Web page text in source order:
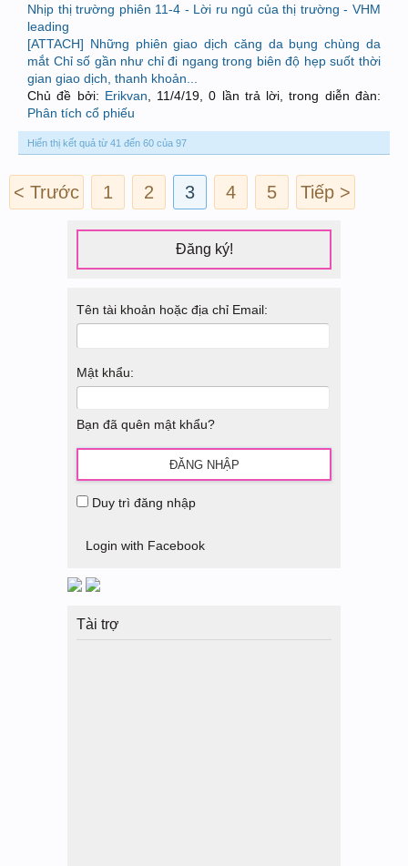
Nhịp thị trường phiên 11-4 - Lời ru ngủ của thị trường - VHM
leading
[ATTACH] Những phiên giao dịch căng da bụng chùng da
mắt Chỉ số gần như chỉ đi ngang trong biên độ hẹp suốt thời
gian giao dịch, thanh khoản...
Chủ đề bởi: Erikvan 11/4/19 , 0 lần trả lời, trong diễn đàn:
Phân tích cổ phiếu
Hiển thị kết quả từ 41 đến 60 của 97
< Trước 1 2 3 4 5 Tiếp >
Đăng ký!
Tên tài khoản hoặc địa chỉ Email:
Mật khẩu:
Bạn đã quên mật khẩu?
Duy trì đăng nhập
Login with Facebook
Tài trợ